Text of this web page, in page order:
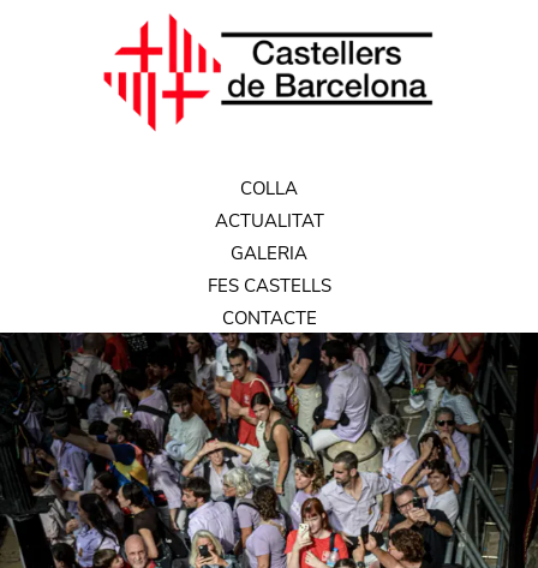
COLLA
ACTUALITAT
GALERIA
FES CASTELLS
CONTACTE